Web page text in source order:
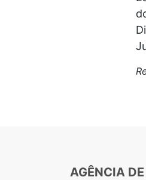
AGÊNCIA